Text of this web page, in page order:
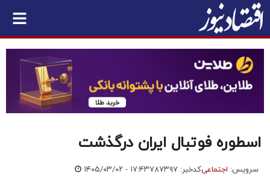
اسطوره فوتبال ایران درگذشت
سرویس: اجتماعیکدخبر: ۷۸۷۳۹۷ ۱۴۰۵/۰۳/۰۲ - ۱۷:۴۳